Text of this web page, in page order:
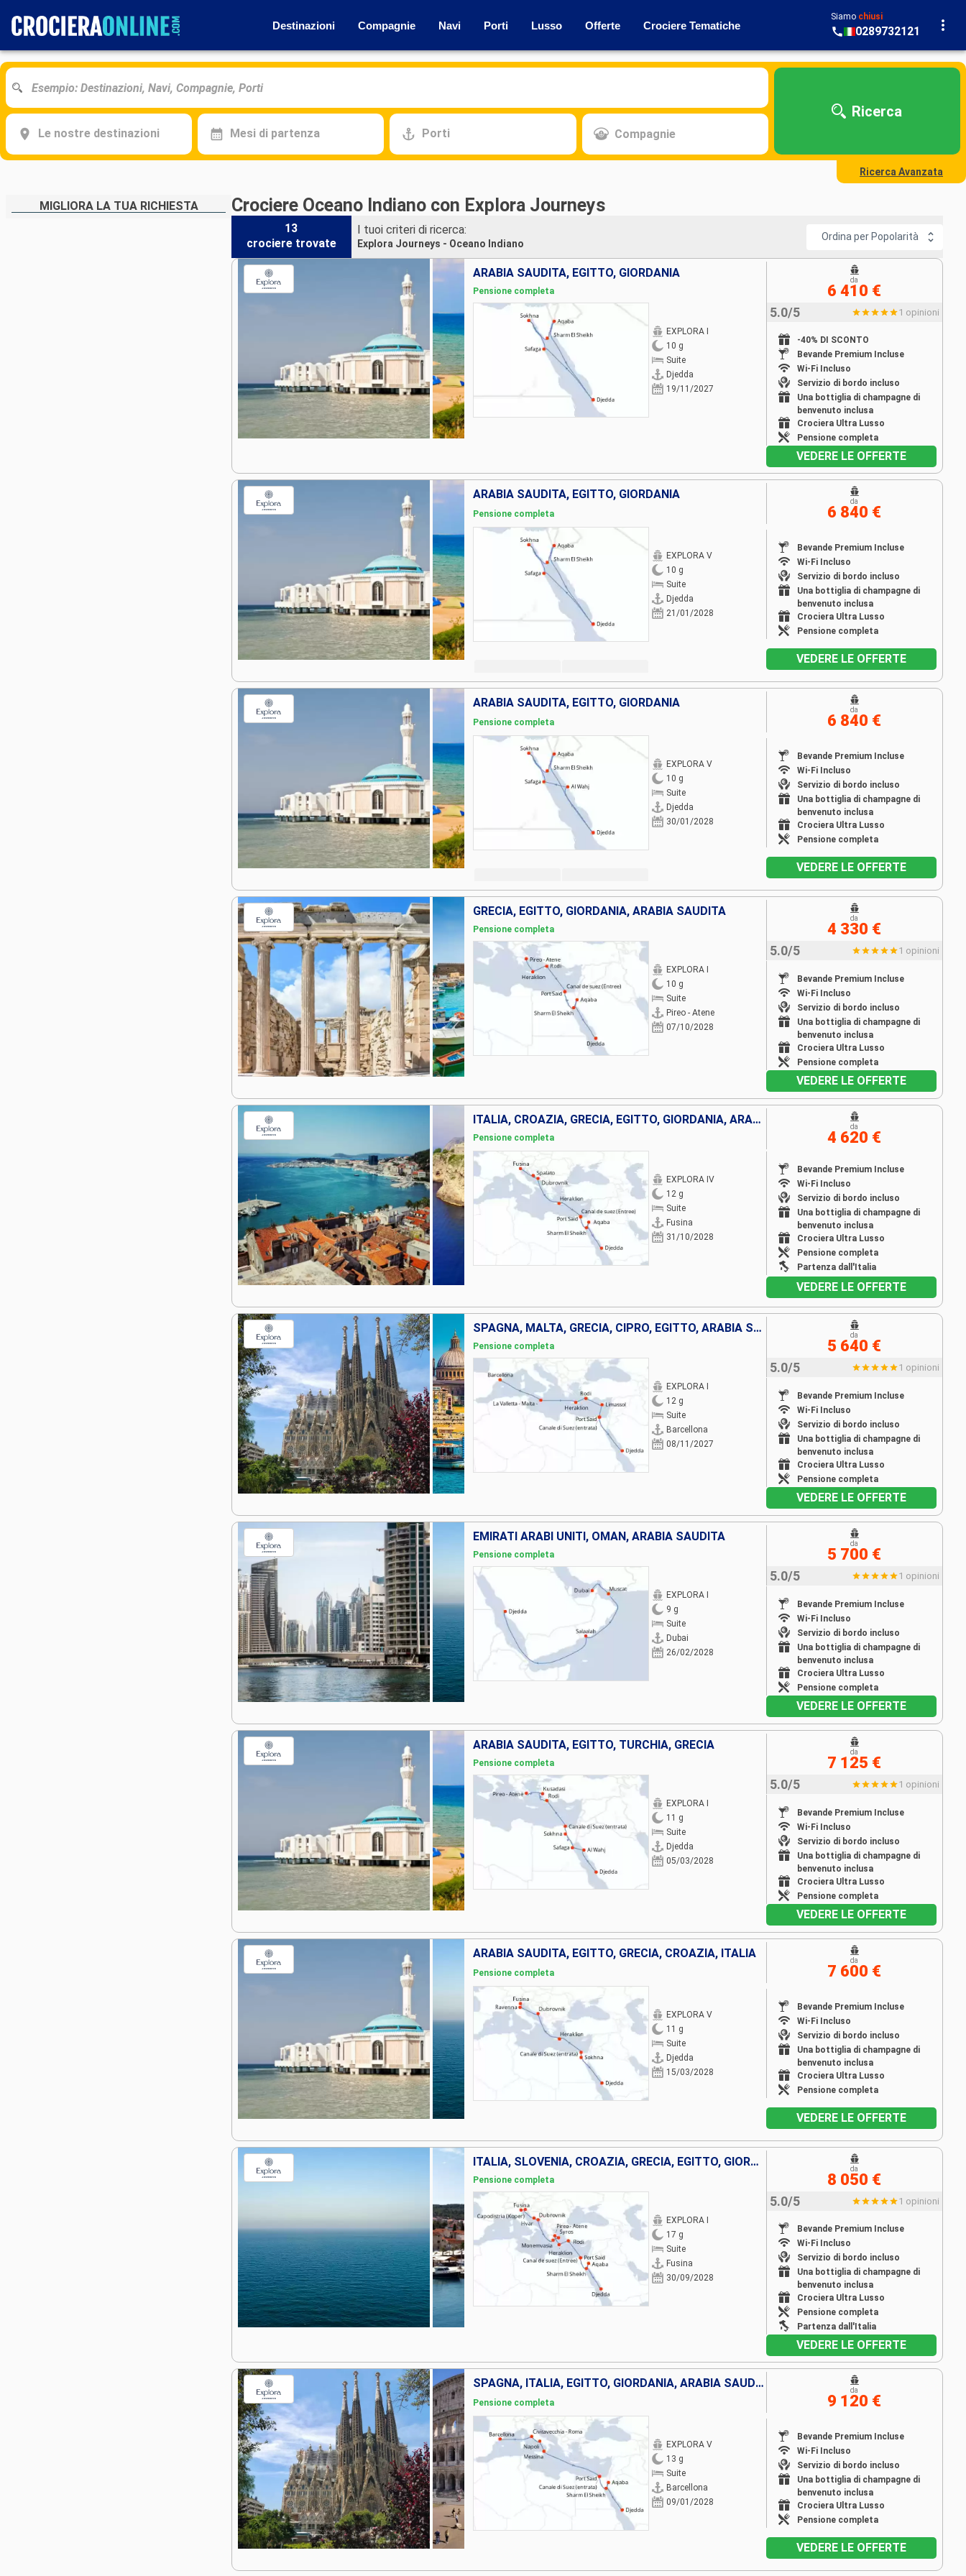
Destinazioni Compagnie Navi Porti Lusso Offerte Crociere Tematiche
Siamo chiusi
0289732121
Le nostre destinazioni Mesi di partenza Porti Compagnie
Ricerca
Ricerca Avanzata
MIGLIORA LA TUA RICHIESTA Crociere Oceano Indiano con Explora Journeys
13
crociere trovate
I tuoi criteri di ricerca:
Explora Journeys - Oceano Indiano
Ordina per Popolarità
ARABIA SAUDITA, EGITTO, GIORDANIA
Pensione completa
EXPLORA I
10 g
Suite
Djedda
19/11/2027
5.0/5 1 opinioni
-40% DI SCONTO
Bevande Premium Incluse
Wi-Fi Incluso
Servizio di bordo incluso
Una bottiglia di champagne di
benvenuto inclusa
Crociera Ultra Lusso
Pensione completa
da
6 410 €
VEDERE LE OFFERTE
ARABIA SAUDITA, EGITTO, GIORDANIA
Pensione completa
EXPLORA V
10 g
Suite
Djedda
21/01/2028
Bevande Premium Incluse
Wi-Fi Incluso
Servizio di bordo incluso
Una bottiglia di champagne di
benvenuto inclusa
Crociera Ultra Lusso
Pensione completa
da
6 840 €
VEDERE LE OFFERTE
ARABIA SAUDITA, EGITTO, GIORDANIA
Pensione completa
EXPLORA V
10 g
Suite
Djedda
30/01/2028
Bevande Premium Incluse
Wi-Fi Incluso
Servizio di bordo incluso
Una bottiglia di champagne di
benvenuto inclusa
Crociera Ultra Lusso
Pensione completa
da
6 840 €
VEDERE LE OFFERTE
GRECIA, EGITTO, GIORDANIA, ARABIA SAUDITA
Pensione completa
EXPLORA I
10 g
Suite
Pireo - Atene
07/10/2028
5.0/5 1 opinioni
Bevande Premium Incluse
Wi-Fi Incluso
Servizio di bordo incluso
Una bottiglia di champagne di
benvenuto inclusa
Crociera Ultra Lusso
Pensione completa
da
4 330 €
VEDERE LE OFFERTE
ITALIA, CROAZIA, GRECIA, EGITTO, GIORDANIA, ARABIA SAUDITA
Pensione completa
EXPLORA IV
12 g
Suite
Fusina
31/10/2028
Bevande Premium Incluse
Wi-Fi Incluso
Servizio di bordo incluso
Una bottiglia di champagne di
benvenuto inclusa
Crociera Ultra Lusso
Pensione completa
Partenza dall'Italia
da
4 620 €
VEDERE LE OFFERTE
SPAGNA, MALTA, GRECIA, CIPRO, EGITTO, ARABIA SAUDITA
Pensione completa
EXPLORA I
12 g
Suite
Barcellona
08/11/2027
5.0/5 1 opinioni
Bevande Premium Incluse
Wi-Fi Incluso
Servizio di bordo incluso
Una bottiglia di champagne di
benvenuto inclusa
Crociera Ultra Lusso
Pensione completa
da
5 640 €
VEDERE LE OFFERTE
EMIRATI ARABI UNITI, OMAN, ARABIA SAUDITA
Pensione completa
EXPLORA I
9 g
Suite
Dubai
26/02/2028
5.0/5 1 opinioni
Bevande Premium Incluse
Wi-Fi Incluso
Servizio di bordo incluso
Una bottiglia di champagne di
benvenuto inclusa
Crociera Ultra Lusso
Pensione completa
da
5 700 €
VEDERE LE OFFERTE
ARABIA SAUDITA, EGITTO, TURCHIA, GRECIA
Pensione completa
EXPLORA I
11 g
Suite
Djedda
05/03/2028
5.0/5 1 opinioni
Bevande Premium Incluse
Wi-Fi Incluso
Servizio di bordo incluso
Una bottiglia di champagne di
benvenuto inclusa
Crociera Ultra Lusso
Pensione completa
da
7 125 €
VEDERE LE OFFERTE
ARABIA SAUDITA, EGITTO, GRECIA, CROAZIA, ITALIA
Pensione completa
EXPLORA V
11 g
Suite
Djedda
15/03/2028
Bevande Premium Incluse
Wi-Fi Incluso
Servizio di bordo incluso
Una bottiglia di champagne di
benvenuto inclusa
Crociera Ultra Lusso
Pensione completa
da
7 600 €
VEDERE LE OFFERTE
ITALIA, SLOVENIA, CROAZIA, GRECIA, EGITTO, GIORDANIA, ARABIA SAUDITA
Pensione completa
EXPLORA I
17 g
Suite
Fusina
30/09/2028
5.0/5 1 opinioni
Bevande Premium Incluse
Wi-Fi Incluso
Servizio di bordo incluso
Una bottiglia di champagne di
benvenuto inclusa
Crociera Ultra Lusso
Pensione completa
Partenza dall'Italia
da
8 050 €
VEDERE LE OFFERTE
SPAGNA, ITALIA, EGITTO, GIORDANIA, ARABIA SAUDITA
Pensione completa
EXPLORA V
13 g
Suite
Barcellona
09/01/2028
Bevande Premium Incluse
Wi-Fi Incluso
Servizio di bordo incluso
Una bottiglia di champagne di
benvenuto inclusa
Crociera Ultra Lusso
Pensione completa
da
9 120 €
VEDERE LE OFFERTE